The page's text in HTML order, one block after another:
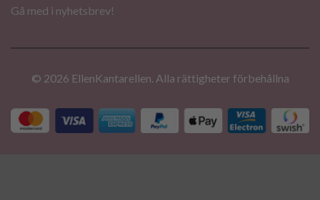
Gå med i nyhetsbrev!
© 2026 EllenKantarellen. Alla rättigheter förbehållna